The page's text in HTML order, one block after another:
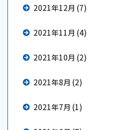
2021年12月 (7)
2021年11月 (4)
2021年10月 (2)
2021年8月 (2)
2021年7月 (1)